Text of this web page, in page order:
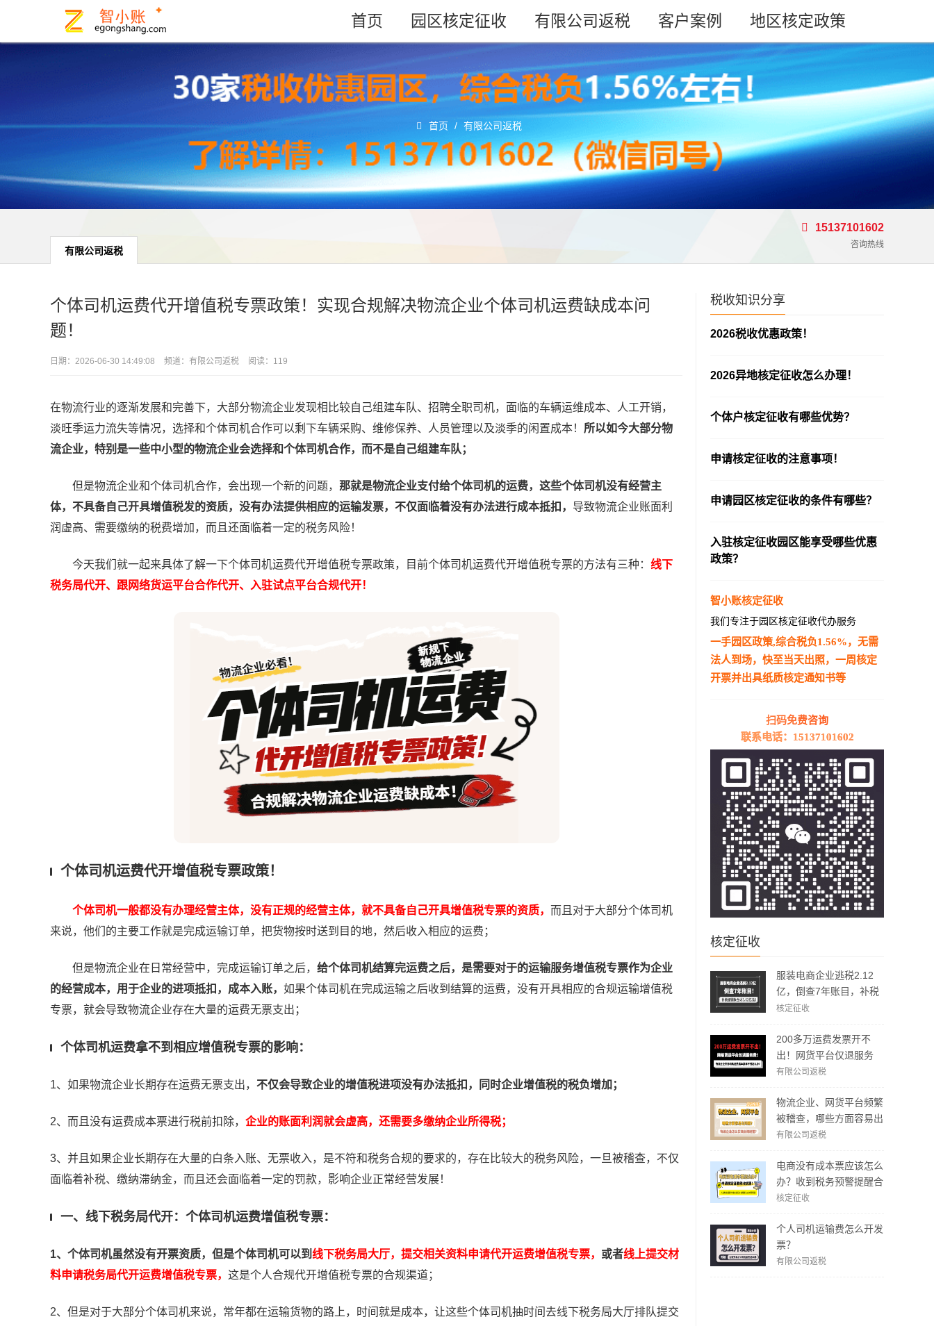
首页 园区核定征收 有限公司返税 客户案例 地区核定政策
首页 / 有限公司返税
有限公司返税
15137101602
咨询热线
税收知识分享
2026税收优惠政策！
2026异地核定征收怎么办理！
个体户核定征收有哪些优势？
申请核定征收的注意事项！
申请园区核定征收的条件有哪些？
入驻核定征收园区能享受哪些优惠
政策？
智小账核定征收
我们专注于园区核定征收代办服务
一手园区政策,综合税负1.56%，无需
法人到场，快至当天出照，一周核定
开票并出具纸质核定通知书等
扫码免费咨询
联系电话：15137101602
核定征收
服装电商企业逃税2.12
亿，倒查7年账目，补税
加罚款3.62亿元！
核定征收
200多万运费发票开不
出！网货平台仅退服务
费，运费成本拿不到怎么
有限公司返税
物流企业、网货平台频繁
被稽查，哪些方面容易出
现问题？怎么实现合规经
有限公司返税
电商没有成本票应该怎么
办？收到税务预警提醒合
规解决方案！
核定征收
个人司机运输费怎么开发
票？
有限公司返税
个体司机运费代开增值税专票政策！实现合规解决物流企业个体司机运费缺成本问
题！
日期： 2026-06-30 14:49:08 频道： 有限公司返税 阅读：119
在物流行业的逐渐发展和完善下，大部分物流企业发现相比较自己组建车队、招聘全职司机，面临的车辆运维成本、人工开销，
淡旺季运力流失等情况，选择和个体司机合作可以剩下车辆采购、维修保养、人员管理以及淡季的闲置成本！ 所以如今大部分物
流企业，特别是一些中小型的物流企业会选择和个体司机合作，而不是自己组建车队；
但是物流企业和个体司机合作，会出现一个新的问题， 那就是物流企业支付给个体司机的运费，这些个体司机没有经营主
体，不具备自己开具增值税发的资质，没有办法提供相应的运输发票，不仅面临着没有办法进行成本抵扣， 导致物流企业账面利
润虚高、需要缴纳的税费增加，而且还面临着一定的税务风险！
今天我们就一起来具体了解一下个体司机运费代开增值税专票政策，目前个体司机运费代开增值税专票的方法有三种： 线下
税务局代开、跟网络货运平台合作代开、入驻试点平台合规代开！
个体司机运费代开增值税专票政策！
个体司机一般都没有办理经营主体，没有正规的经营主体，就不具备自己开具增值税专票的资质， 而且对于大部分个体司机
来说，他们的主要工作就是完成运输订单，把货物按时送到目的地，然后收入相应的运费；
但是物流企业在日常经营中，完成运输订单之后， 给个体司机结算完运费之后，是需要对于的运输服务增值税专票作为企业
的经营成本，用于企业的进项抵扣，成本入账， 如果个体司机在完成运输之后收到结算的运费，没有开具相应的合规运输增值税
专票，就会导致物流企业存在大量的运费无票支出；
个体司机运费拿不到相应增值税专票的影响：
1、如果物流企业长期存在运费无票支出， 不仅会导致企业的增值税进项没有办法抵扣，同时企业增值税的税负增加；
2、而且没有运费成本票进行税前扣除， 企业的账面利润就会虚高，还需要多缴纳企业所得税；
3、并且如果企业长期存在大量的白条入账、无票收入，是不符和税务合规的要求的，存在比较大的税务风险，一旦被稽查，不仅
面临着补税、缴纳滞纳金，而且还会面临着一定的罚款，影响企业正常经营发展！
一、线下税务局代开：个体司机运费增值税专票：
1、个体司机虽然没有开票资质，但是个体司机可以到线下税务局大厅，提交相关资料申请代开运费增值税专票， 或者线上提交材
料申请税务局代开运费增值税专票， 这是个人合规代开增值税专票的合规渠道；
2、但是对于大部分个体司机来说，常年都在运输货物的路上，时间就是成本，让这些个体司机抽时间去线下税务局大厅排队提交